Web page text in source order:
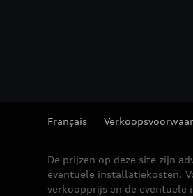
Français
De prijzen op deze site zijn
eventuele installatiekosten.
verkoopprijs en de